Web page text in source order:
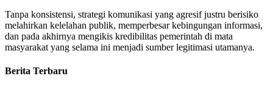
Tanpa konsistensi, strategi komunikasi yang agresif justru berisiko
melahirkan kelelahan publik, memperbesar kebingungan informasi,
dan pada akhirnya mengikis kredibilitas pemerintah di mata
masyarakat yang selama ini menjadi sumber legitimasi utamanya.
Berita Terbaru